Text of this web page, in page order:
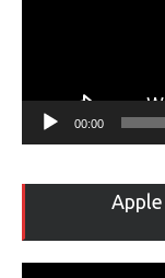
00:00